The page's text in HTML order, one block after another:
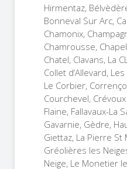
Hirmentaz,
Bonneval Sur Arc,
Chamonix,
Chamrousse,
Chatel, Clavans, La
Collet d’Allevard,
Le Corbier,
Courchevel,
Flaine, Fallavaux-La
Gavarnie, Gèdre,
Giettaz, La Pierre
Gréolières les
Neige, Le Monetier